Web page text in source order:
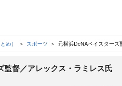
め） スポーツ 元横浜DeNAベイスター
督／アレックス・ラミレス氏